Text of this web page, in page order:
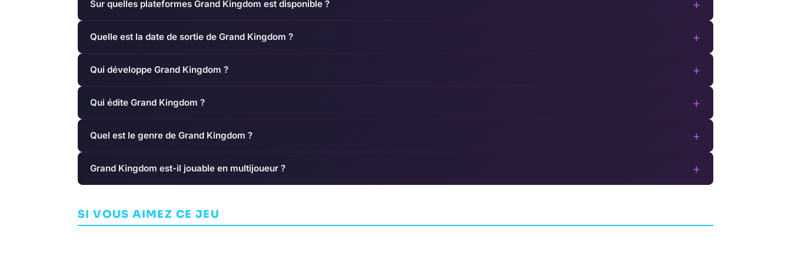
Sur quelles plateformes Grand Kingdom est disponible ? +
Quelle est la date de sortie de Grand Kingdom ? +
Qui développe Grand Kingdom ? +
Qui édite Grand Kingdom ? +
Quel est le genre de Grand Kingdom ? +
Grand Kingdom est-il jouable en multijoueur ? +
SI VOUS AIMEZ CE JEU
Redemption
2